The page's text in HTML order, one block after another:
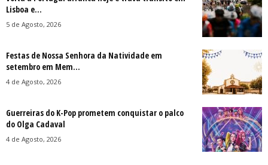
Lisboa e...
5 de Agosto, 2026
Festas de Nossa Senhora da Natividade em
setembro em Mem...
4 de Agosto, 2026
Guerreiras do K-Pop prometem conquistar o palco
do Olga Cadaval
4 de Agosto, 2026